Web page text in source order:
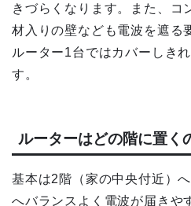
きづらくなります。また、コ
材入りの壁なども電波を遮る
ルーター1台ではカバーしき
す。
ルーターはどの階に置く
基本は2階（家の中央付近）
へバランスよく電波が届きや